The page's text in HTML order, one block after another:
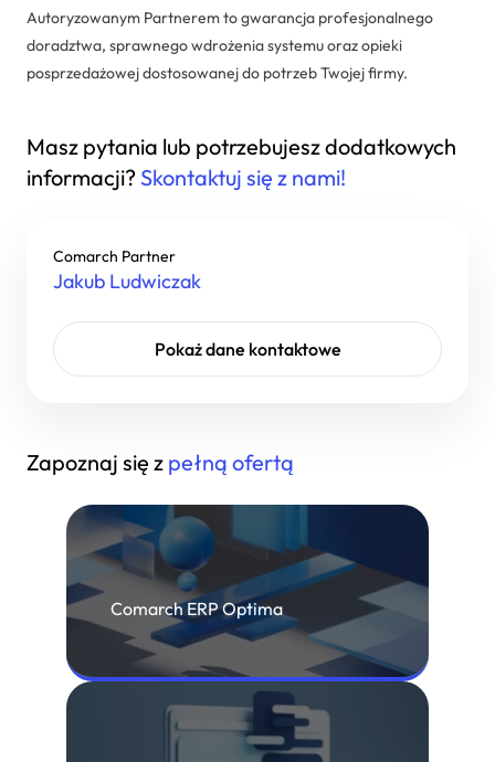
Autoryzowanym Partnerem to gwarancja profesjonalnego
doradztwa, sprawnego wdrożenia systemu oraz opieki
posprzedażowej dostosowanej do potrzeb Twojej firmy.
Masz pytania lub potrzebujesz dodatkowych
informacji? Skontaktuj się z nami!
Comarch Partner
Jakub Ludwiczak
+48 606 740 135
Pokaż dane kontaktowe
Zapoznaj się z pełną ofertą
Comarch ERP Optima